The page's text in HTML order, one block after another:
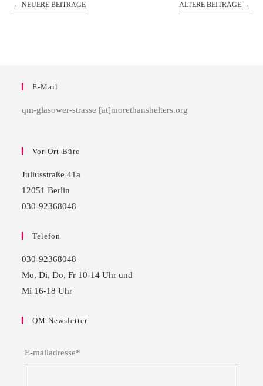
← NEUERE BEITRÄGE ÄLTERE BEITRÄGE →
E-Mail
qm-glasower-strasse [at]morethanshelters.org
Vor-Ort-Büro
Juliusstraße 41a
12051 Berlin
030-92368048
Telefon
030-92368048
Mo, Di, Do, Fr 10-14 Uhr und
Mi 16-18 Uhr
QM Newsletter
E-mailadresse*